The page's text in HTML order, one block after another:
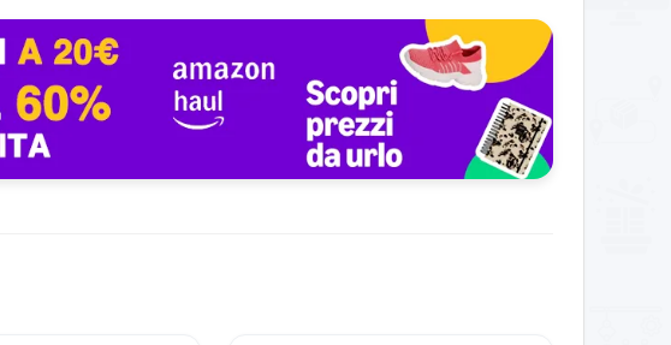
intelligente migliorano l’esperienza d’uso.
robustezza dei materiali e la comodità d’uso. La garanzia
considerando le funzionalità offerte.